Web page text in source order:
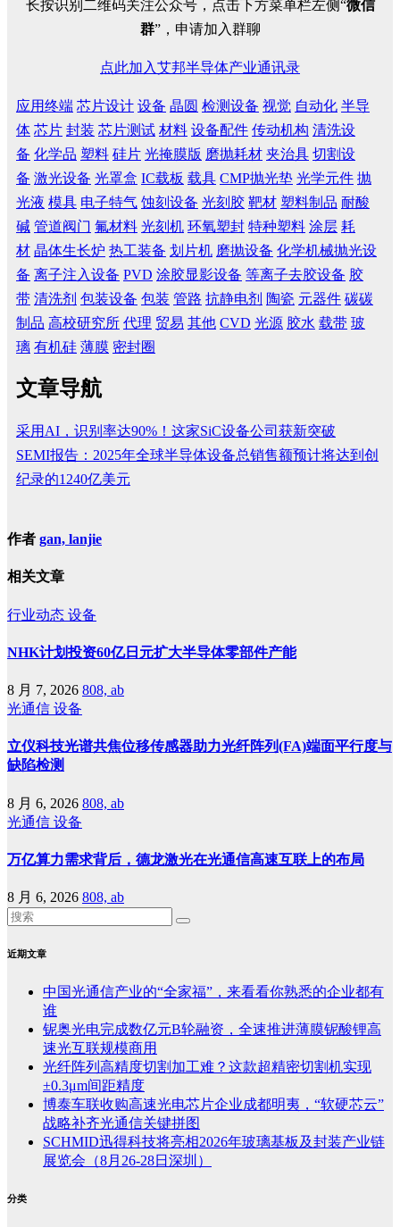
长按识别二维码关注公众号，点击下方菜单栏左侧“微信
群”，申请加入群聊
点此加入艾邦半导体产业通讯录
应用终端 芯片设计 设备 晶圆 检测设备 视觉 自动化 半导
体 芯片 封装 芯片测试 材料 设备配件 传动机构 清洗设
备 化学品 塑料 硅片 光掩膜版 磨抛耗材 夹治具 切割设
备 激光设备 光罩盒 IC载板 载具 CMP抛光垫 光学元件 抛
光液 模具 电子特气 蚀刻设备 光刻胶 靶材 塑料制品 耐酸
碱 管道阀门 氟材料 光刻机 环氧塑封 特种塑料 涂层 耗
材 晶体生长炉 热工装备 划片机 磨抛设备 化学机械抛光设
备 离子注入设备 PVD 涂胶显影设备 等离子去胶设备 胶
带 清洗剂 包装设备 包装 管路 抗静电剂 陶瓷 元器件 碳碳
制品 高校研究所 代理 贸易 其他 CVD 光源 胶水 载带 玻
璃 有机硅 薄膜 密封圈
文章导航
​采用AI，识别率达90%！这家SiC设备公司获新突破
SEMI报告：2025年全球半导体设备总销售额预计将达到创
纪录的1240亿美元
作者 gan, lanjie
相关文章
行业动态 设备
NHK计划投资60亿日元扩大半导体零部件产能
8 月 7, 2026 808, ab
光通信 设备
立仪科技光谱共焦位移传感器助力光纤阵列(FA)端面平行度与
缺陷检测
8 月 6, 2026 808, ab
光通信 设备
万亿算力需求背后，德龙激光在光通信高速互联上的布局
8 月 6, 2026 808, ab
近期文章
中国光通信产业的“全家福”，来看看你熟悉的企业都有
谁
铌奥光电完成数亿元B轮融资，全速推进薄膜铌酸锂高
速光互联规模商用
光纤阵列高精度切割加工难？这款超精密切割机实现
±0.3μm间距精度
博泰车联收购高速光电芯片企业成都明夷，“软硬芯云”
战略补齐光通信关键拼图
SCHMID迅得科技将亮相2026年玻璃基板及封装产业链
展览会（8月26-28日深圳）
分类